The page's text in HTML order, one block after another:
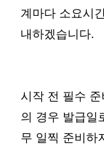
계마다 소요시
내하겠습니다.
시작 전 필수
의 경우 발급일
무 일찍 준비하